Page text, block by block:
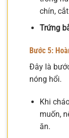
chín,
Trứng
Bước 5:
Đây là
nóng hổi.
Khi
muốn,
ăn.